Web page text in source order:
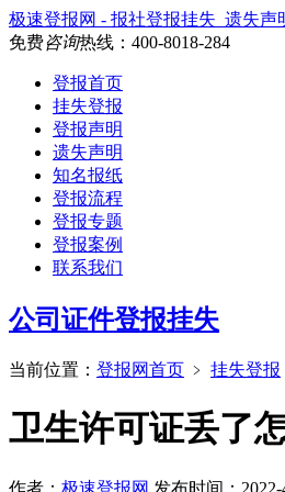
极速登报网 - 报社登报挂失_遗失声
免费咨询热线： 400-8018-284
登报首页
挂失登报
登报声明
遗失声明
知名报纸
登报流程
登报专题
登报案例
联系我们
公司证件登报挂失
当前位置： 登报网首页 ﹥ 挂失登报
卫生许可证丢了
作者： 极速登报网 发布时间：2022-